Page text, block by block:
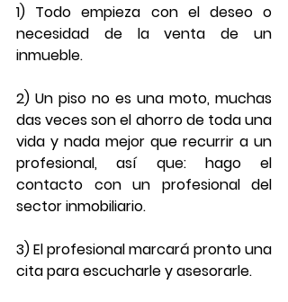
1) Todo empieza con el deseo o
necesidad de la venta de un
inmueble.
2) Un piso no es una moto, muchas
das veces son el ahorro de toda una
vida y nada mejor que recurrir a un
profesional, así que: hago el
contacto con un profesional del
sector inmobiliario.
3) El profesional marcará pronto una
cita para escucharle y asesorarle.